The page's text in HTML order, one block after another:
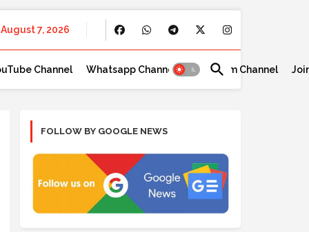
August 7, 2026
Channel Whatsapp Channel Telegram Channel
FOLLOW BY GOOGLE NEWS